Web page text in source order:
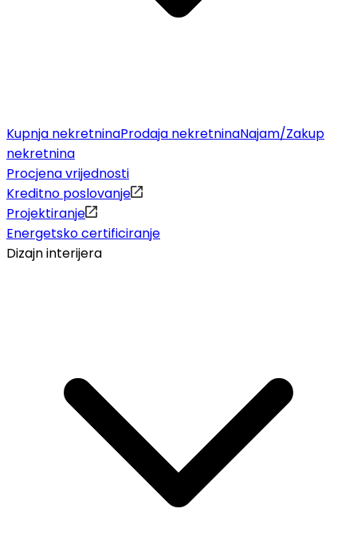
Kupnja nekretninaProdaja nekretninaNajam/Zakup
nekretnina
Procjena vrijednosti
Kreditno poslovanje
Projektiranje
Energetsko certificiranje
Dizajn interijera